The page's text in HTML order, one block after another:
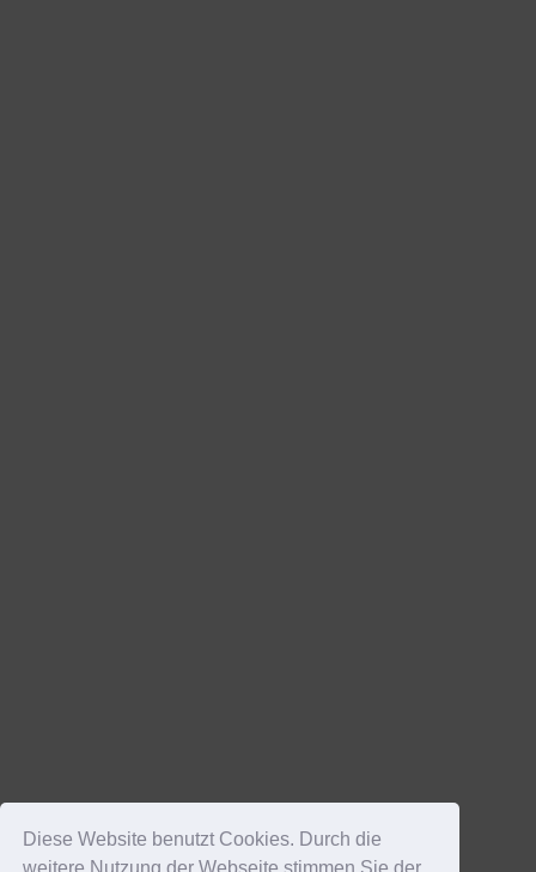
Diese Website benutzt Cookies. Durch die
weitere Nutzung der Webseite stimmen Sie der